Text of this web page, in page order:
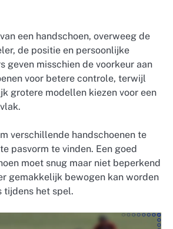
een handschoen, overweeg de
de positie en persoonlijke
geven misschien de voorkeur aan
voor betere controle, terwijl
grotere modellen kiezen voor een
verschillende handschoenen te
pasvorm te vinden. Een goed
moet snug maar niet beperkend
gemakkelijk bewogen kan worden
het spel.